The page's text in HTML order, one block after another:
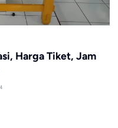
Harga Tiket, Jam